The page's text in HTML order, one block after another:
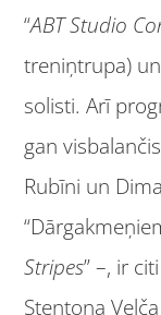
“ABT Studio
treniņtrupa)
solisti. Arī
gan
Rubīni un
Stripes” –, ir
Stentona Velča